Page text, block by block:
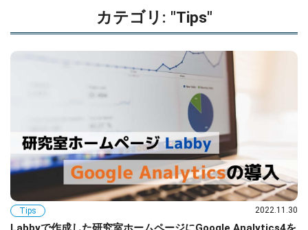
カテゴリ: "Tips"
Tips 2022.11.30